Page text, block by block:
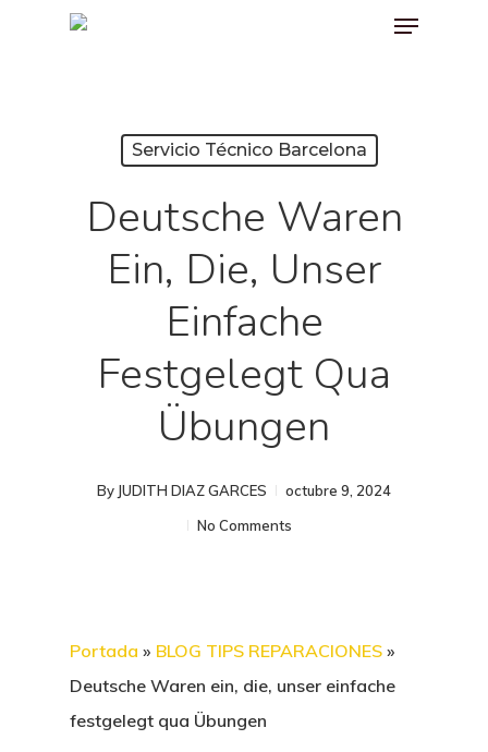
Menu
Servicio Técnico Barcelona
Deutsche Waren
Ein, Die, Unser
Einfache
Festgelegt Qua
Übungen
By JUDITH DIAZ GARCES
octubre 9, 2024
No Comments
Portada » BLOG TIPS REPARACIONES »
Deutsche Waren ein, die, unser einfache
festgelegt qua Übungen